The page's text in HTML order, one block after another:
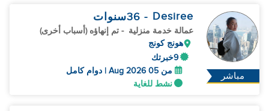
مباشر
Desiree
- 36 سنوات
عمالة خدمة منزلية - تم إنهاؤه (أسباب أخرى)
هونج كونج
9خبرتك
من 05 Aug 2026 | دوام كامل
نشط للغاية